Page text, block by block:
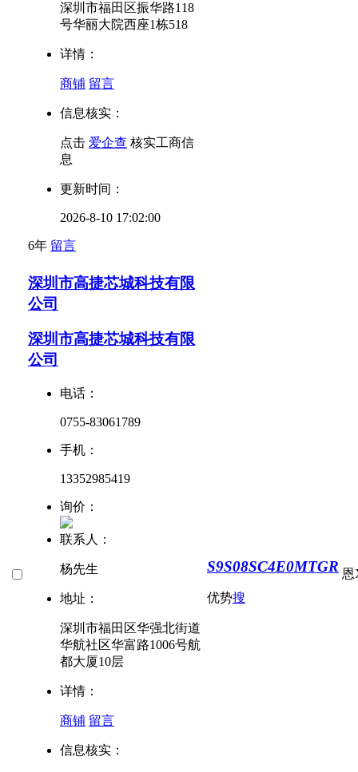
深圳市福田区振华路118
号华丽大院西座1栋518
详情：
商铺 留言
信息核实：
点击 爱企查 核实工商信
息
更新时间：
2026-8-10 17:02:00
6年 留言
深圳市高捷芯城科技有限
公司
深圳市高捷芯城科技有限
公司
电话：
0755-83061789
手机：
13352985419
询价：
联系人：
杨先生
地址：
深圳市福田区华强北街道
华航社区华富路1006号航
都大厦10层
详情：
商铺 留言
信息核实：
S9S08SC4E0MTGR
优势搜
恩